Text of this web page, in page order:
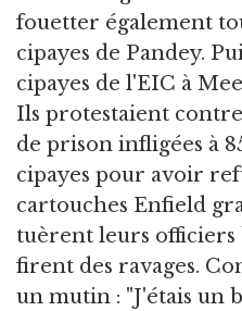
fouetter également
cipayes de Pandey.
cipayes de l'EIC à
Ils protestaient contre
de prison infligées à
cipayes pour avoir
cartouches Enfield
tuèrent leurs
firent des ravages.
un mutin : "J'étais un